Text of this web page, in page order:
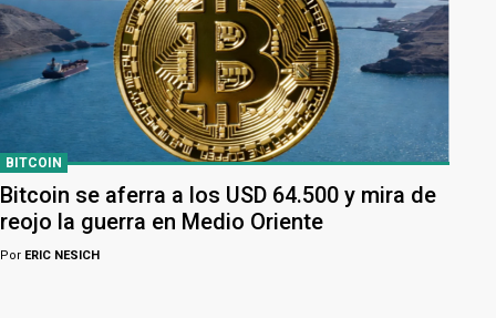
BITCOIN
Bitcoin se aferra a los USD 64.500 y mira de
reojo la guerra en Medio Oriente
Por ERIC NESICH